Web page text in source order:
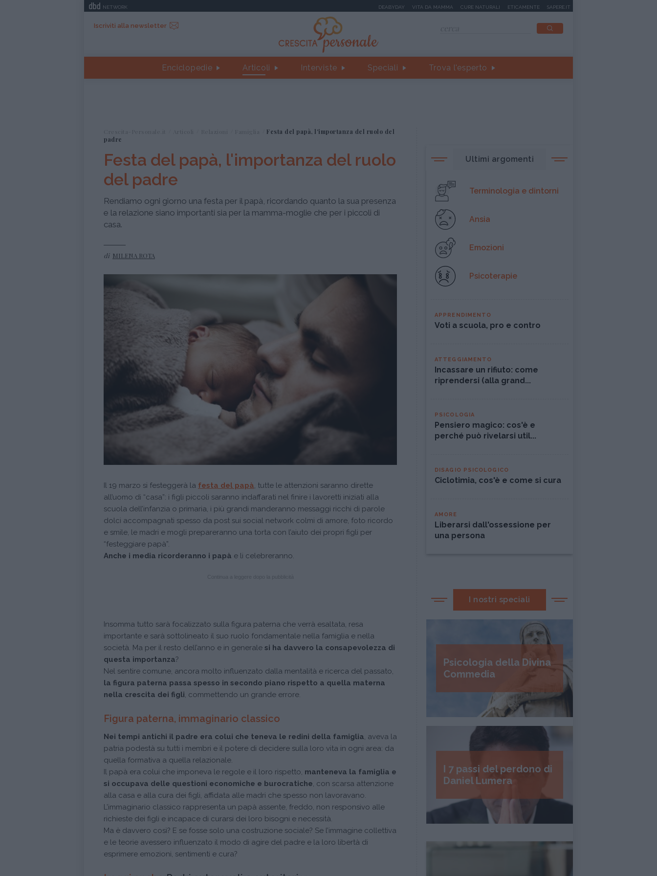
NETWORK DEABYDAY VITA DA MAMMA CURE NATURALI ETICAMENTE SAPERE.IT
Iscriviti alla newsletter
Enciclopedie Articoli Interviste Speciali Trova l'esperto
Festa del papà, l'importanza del ruolo del
padre
Festa del papà, l'importanza del ruolo
del padre
Rendiamo ogni giorno una festa per il papà, ricordando quanto la sua presenza
e la relazione siano importanti sia per la mamma-moglie che per i piccoli di
casa.
di MILENA ROTA
Il 19 marzo si festeggerà la festa del papà, tutte le attenzioni saranno dirette
all’uomo di “casa”: i figli piccoli saranno indaffarati nel finire i lavoretti iniziati alla
scuola dell’infanzia o primaria, i più grandi manderanno messaggi ricchi di parole
dolci accompagnati spesso da post sui social network colmi di amore, foto ricordo
e smile, le madri e mogli prepareranno una torta con l’aiuto dei propri figli per
“festeggiare papà”.
Anche i media ricorderanno i papà e li celebreranno.
Insomma tutto sarà focalizzato sulla figura paterna che verrà esaltata, resa
importante e sarà sottolineato il suo ruolo fondamentale nella famiglia e nella
società. Ma per il resto dell’anno e in generale si ha davvero la consapevolezza di
questa importanza?
Nel sentire comune, ancora molto influenzato dalla mentalità e ricerca del passato,
la figura paterna passa spesso in secondo piano rispetto a quella materna
nella crescita dei figli, commettendo un grande errore.
Figura paterna, immaginario classico
Nei tempi antichi il padre era colui che teneva le redini della famiglia, aveva la
patria podestà su tutti i membri e il potere di decidere sulla loro vita in ogni area: da
quella formativa a quella relazionale.
Il papà era colui che imponeva le regole e il loro rispetto, manteneva la famiglia e
si occupava delle questioni economiche e burocratiche, con scarsa attenzione
alla casa e alla cura dei figli, affidata alle madri che spesso non lavoravano.
L’immaginario classico rappresenta un papà assente, freddo, non responsivo alle
richieste dei figli e incapace di curarsi dei loro bisogni e necessità.
Ma è davvero così? E se fosse solo una costruzione sociale? Se l’immagine collettiva
e le teorie avessero influenzato il modo di agire del padre e la loro libertà di
esprimere emozioni, sentimenti e cura?
Ultimi argomenti
Terminologia e dintorni
Ansia
Emozioni
Psicoterapie
APPRENDIMENTO
Voti a scuola, pro e contro
ATTEGGIAMENTO
Incassare un rifiuto: come
riprendersi (alla grand...
PSICOLOGIA
Pensiero magico: cos'è e
perché può rivelarsi util...
DISAGIO PSICOLOGICO
Ciclotimia, cos'è e come si cura
AMORE
Liberarsi dall'ossessione per
una persona
I nostri speciali
Psicologia della Divina
Commedia
I 7 passi del perdono di
Daniel Lumera